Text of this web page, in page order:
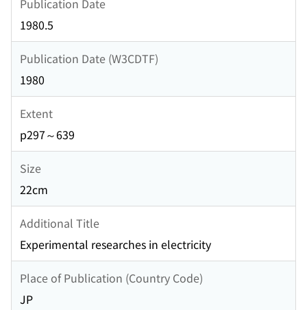
1980.5
Publication Date (W3CDTF)
1980
Extent
p297～639
Size
22cm
Additional Title
Experimental researches in electricity
Place of Publication (Country Code)
JP